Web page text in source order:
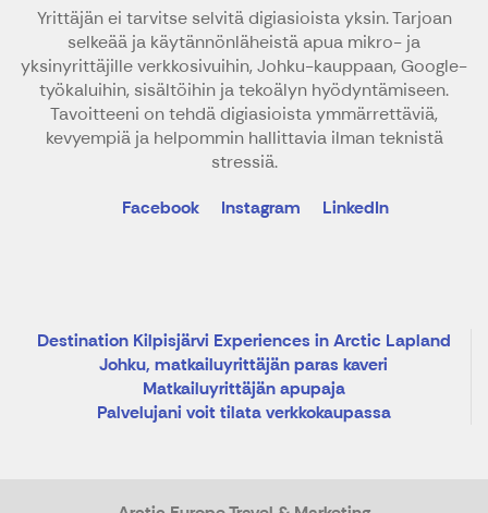
Yrittäjän ei tarvitse selvitä digiasioista yksin. Tarjoan
selkeää ja käytännönläheistä apua mikro- ja
yksinyrittäjille verkkosivuihin, Johku-kauppaan, Google-
työkaluihin, sisältöihin ja tekoälyn hyödyntämiseen.
Tavoitteeni on tehdä digiasioista ymmärrettäviä,
kevyempiä ja helpommin hallittavia ilman teknistä
stressiä.
Facebook
Instagram LinkedIn
Destination Kilpisjärvi Experiences in Arctic Lapland
Johku, matkailuyrittäjän paras kaveri
Matkailuyrittäjän apupaja
Palvelujani voit tilata verkkokaupassa